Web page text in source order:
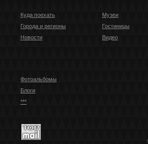
Куда поехать
Города и регионы
Новости
Музеи
Гостиницы
Видео
Фотоальбомы
Блоги
***